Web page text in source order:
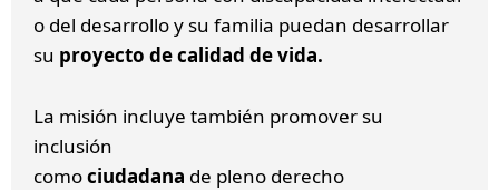
o del desarrollo y su familia puedan desarrollar
su proyecto de calidad de vida.
La misión incluye también promover su
inclusión
comociudadana de pleno derecho